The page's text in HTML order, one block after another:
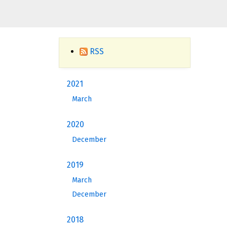
RSS
2021
March
2020
December
2019
March
December
2018